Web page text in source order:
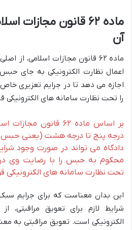
ماده ۶۲ قانون
آن
ماده ۶۲ قانون مجازات اسلامی،
اعمال نظارت الکترونیکی به جای
اجازه می دهد تا در جرایم تعزیری
را تحت نظارت سامانه های الکترونیکی
بر اساس ماده ۶۲ قانون
درجه پنج تا درجه هشت (یعنی حبس
دادگاه می تواند در صورت وجود
محکوم به حبس را با رضایت وی
تحت نظارت سامانه های الکترونیکی
این بدان معناست که برای جرایم
شرایط لازم برای تعویق مراقبتی،
الکترونیکی است. تعویق مراقبتی به